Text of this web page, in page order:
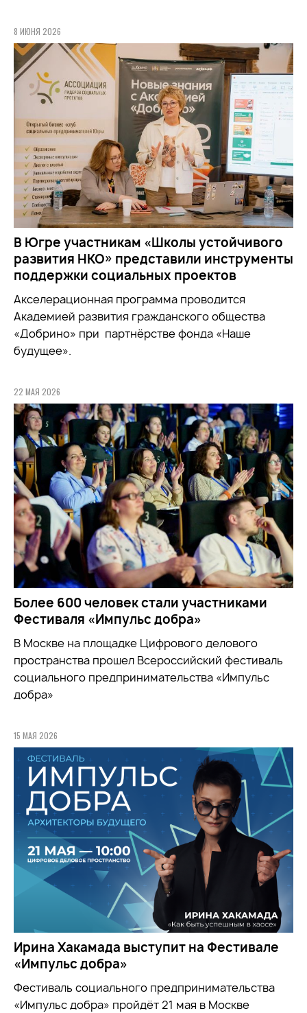
8 ИЮНЯ 2026
В Югре участникам «Школы устойчивого
развития НКО» представили инструменты
поддержки социальных проектов
Акселерационная программа проводится
Академией развития гражданского общества
«Добрино» при партнёрстве фонда «Наше
будущее».
22 МАЯ 2026
Более 600 человек стали участниками
Фестиваля «Импульс добра»
В Москве на площадке Цифрового делового
пространства прошел Всероссийский фестиваль
социального предпринимательства «Импульс
добра»
15 МАЯ 2026
Ирина Хакамада выступит на Фестивале
«Импульс добра»
Фестиваль социального предпринимательства
«Импульс добра» пройдёт 21 мая в Москве